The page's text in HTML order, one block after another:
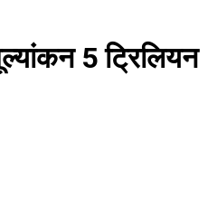
5 ट्रिलियन